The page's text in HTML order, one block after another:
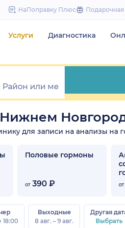
to
НаПоправку Плюс Подарочная
Услуги Диагностика
для записи на анализы на
Половые гормоны
от 390 ₽ от
18:00
Выходные
8 авг. – 9 авг.
Другая
Выбрать